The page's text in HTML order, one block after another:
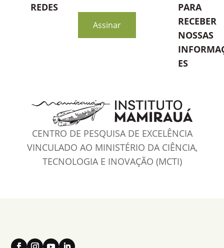
REDES
blank
Assinar
PARA
RECEBER
NOSSAS
ES
CENTRO DE PESQUISA DE EXCELÊNCIA
VINCULADO AO MINISTÉRIO DA CIÊNCIA,
TECNOLOGIA E INOVAÇÃO (MCTI)